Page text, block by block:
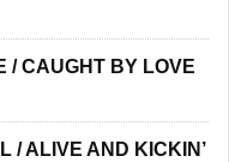
/ CAUGHT BY LOVE
/ ALIVE AND KICKIN’